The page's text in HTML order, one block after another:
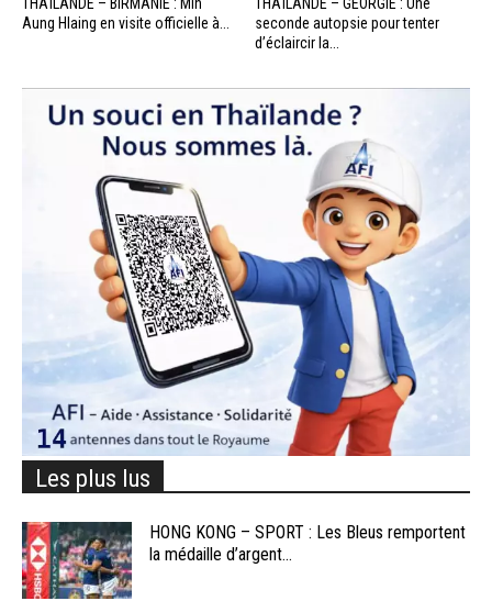
THAÏLANDE – BIRMANIE : Min
Aung Hlaing en visite officielle à...
THAÏLANDE – GÉORGIE : Une
seconde autopsie pour tenter
d’éclaircir la...
Les plus lus
HONG KONG – SPORT : Les Bleus remportent
la médaille d’argent...